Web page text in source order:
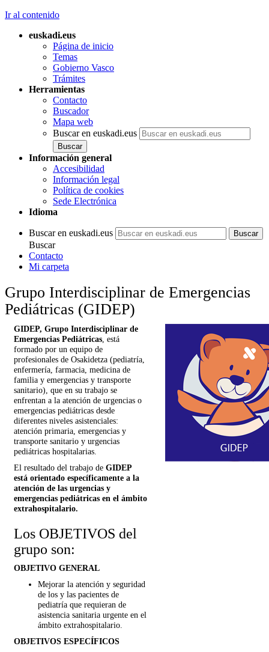
Ir al contenido
euskadi.eus
Página de inicio
Temas
Gobierno Vasco
Trámites
Herramientas
Contacto
Buscador
Mapa web
Buscar en euskadi.eus
Información general
Accesibilidad
Información legal
Política de cookies
Sede Electrónica
Idioma
Buscar en euskadi.eus
Buscar
Contacto
Mi carpeta
Grupo Interdisciplinar de Emergencias
Pediátricas (GIDEP)
GIDEP, Grupo Interdisciplinar de
Emergencias Pediátricas , está
formado por un equipo de
profesionales de Osakidetza (pediatría,
enfermería, farmacia, medicina de
familia y emergencias y transporte
sanitario), que en su trabajo se
enfrentan a la atención de urgencias o
emergencias pediátricas desde
diferentes niveles asistenciales:
atención primaria, emergencias y
transporte sanitario y urgencias
pediátricas hospitalarias.
El resultado del trabajo de GIDEP
está orientado específicamente a la
atención de las urgencias y
emergencias pediátricas en el ámbito
extrahospitalario.
Los OBJETIVOS del
grupo son:
OBJETIVO GENERAL
Mejorar la atención y seguridad
de los y las pacientes de
pediatría que requieran de
asistencia sanitaria urgente en el
ámbito extrahospitalario.
OBJETIVOS ESPECÍFICOS